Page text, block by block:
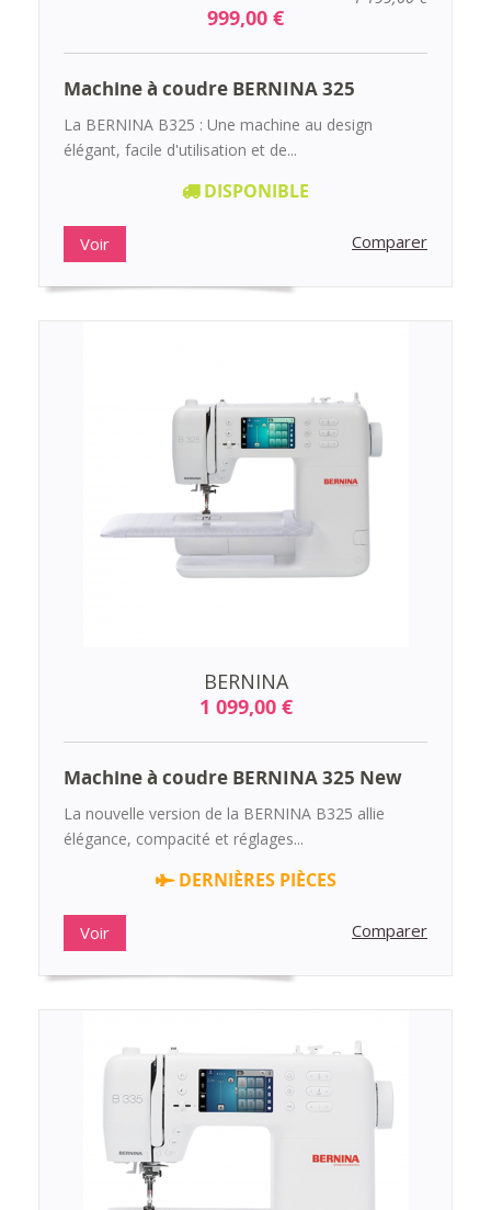
999,00 €
Machine à coudre BERNINA 325
La BERNINA B325 : Une machine au design
élégant, facile d'utilisation et de...
DISPONIBLE
Voir Comparer
BERNINA
1 099,00 €
Machine à coudre BERNINA 325 New
La nouvelle version de la BERNINA B325 allie
élégance, compacité et réglages...
DERNIÈRES PIÈCES
Voir Comparer